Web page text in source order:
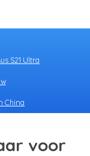
S21 Ultra
China
voor